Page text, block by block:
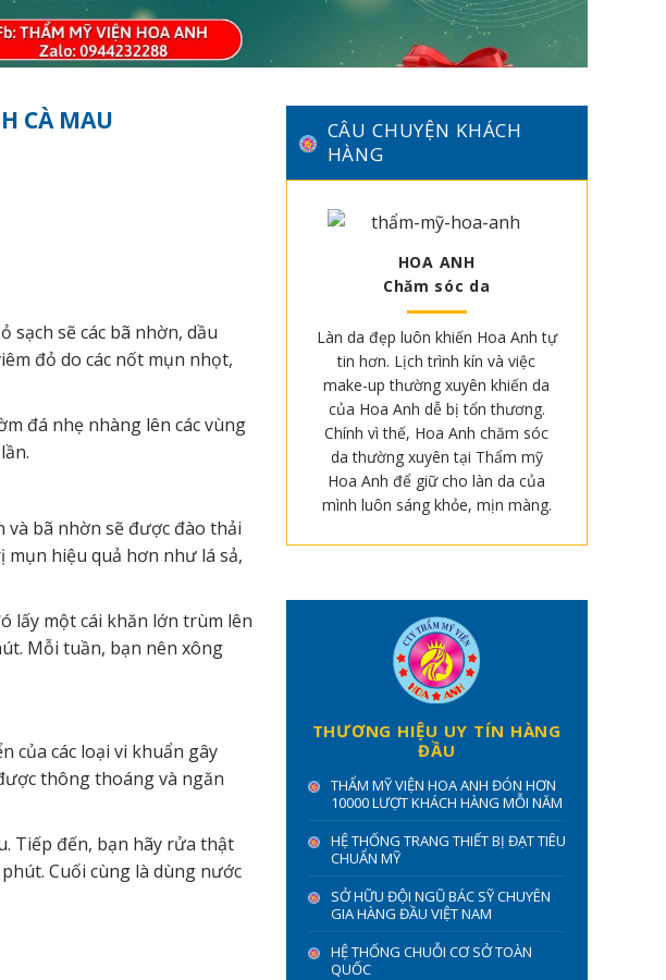
CÀ MAU
sẽ các bã nhờn, dầu
đỏ do các nốt mụn nhọt,
đá nhẹ nhàng lên các vùng
và bã nhờn sẽ được đào thải
hiệu quả hơn như lá sả,
lấy một cái khăn lớn trùm lên
Mỗi tuần, bạn nên xông
của các loại vi khuẩn gây
thông thoáng và ngăn
Tiếp đến, bạn hãy rửa thật
Cuối cùng là dùng nước
CÂU CHUYỆN KHÁCH
HÀNG
HOA ANH
Chăm sóc da
Làn da đẹp luôn khiến Hoa Anh tự
tin hơn. Lịch trình kín và việc
make-up thường xuyên khiến da
của Hoa Anh dễ bị tổn thương.
Chính vì thế, Hoa Anh chăm sóc
da thường xuyên tại Thẩm mỹ
Hoa Anh để giữ cho làn da của
mình luôn sáng khỏe, mịn màng.
THƯƠNG HIỆU UY TÍN HÀNG
ĐẦU
THẨM MỸ VIỆN HOA ANH ĐÓN HƠN
10000 LƯỢT KHÁCH HÀNG MỖI NĂM
HỆ THỐNG TRANG THIẾT BỊ ĐẠT TIÊU
CHUẨN MỸ
SỞ HỮU ĐỘI NGŨ BÁC SỸ CHUYÊN
GIA HÀNG ĐẦU VIỆT NAM
HỆ THỐNG CHUỖI CƠ SỞ TOÀN
QUỐC